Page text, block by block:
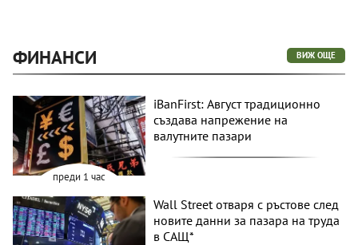
ФИНАНСИ ВИЖ ОЩЕ
преди 1 час
iBanFirst: Август традиционно
създава напрежение на
валутните пазари
Wall Street отваря с ръстове след
новите данни за пазара на труда
в САЩ*